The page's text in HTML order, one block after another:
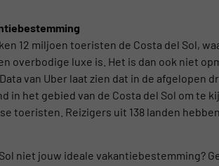
12 miljoen toeristen de Costa del Sol,
overbodige luxe is. Het is dan ook niet
van Uber laat zien dat in de afgelopen
in het gebied van de Costa del Sol om te
toeristen. Reizigers uit 138 landen
niet jouw ideale vakantiebestemming?